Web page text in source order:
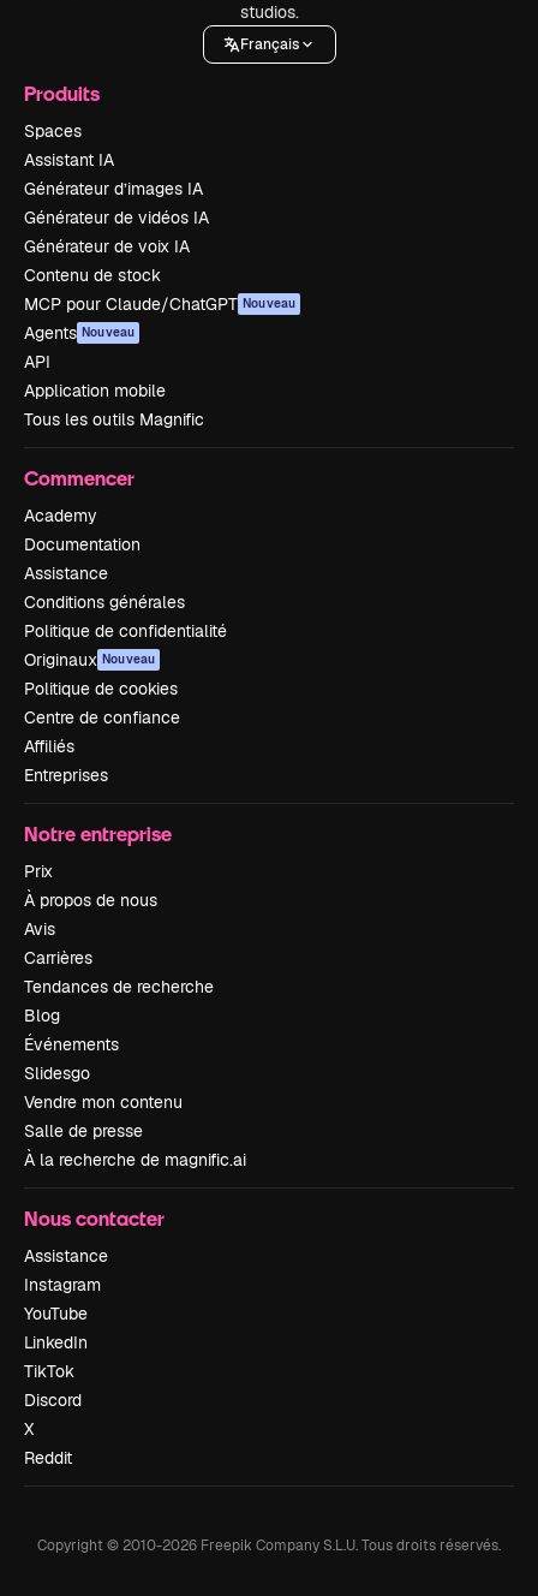
studios.
Français
Produits
Spaces
Assistant IA
Générateur d’images IA
Générateur de vidéos IA
Générateur de voix IA
Contenu de stock
MCP pour Claude/ChatGPT Nouveau
Agents Nouveau
API
Application mobile
Tous les outils Magnific
Commencer
Academy
Documentation
Assistance
Conditions générales
Politique de confidentialité
Originaux Nouveau
Politique de cookies
Centre de confiance
Affiliés
Entreprises
Notre entreprise
Prix
À propos de nous
Avis
Carrières
Tendances de recherche
Blog
Événements
Slidesgo
Vendre mon contenu
Salle de presse
À la recherche de magnific.ai
Nous contacter
Assistance
Instagram
YouTube
LinkedIn
TikTok
Discord
X
Reddit
Copyright © 2010-2026 Freepik Company S.L.U.Tous droits réservés.